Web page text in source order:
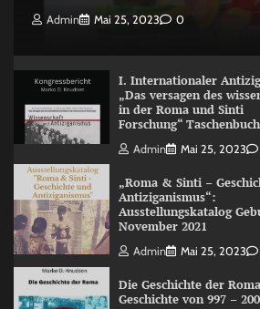
Admin Mai 25, 2023 0
I. Internationaler
„Das versagen des
in der Roma und Sinti
Forschung“
Admin Mai 25, 2023
„Roma & Sinti –
Antiziganismus“:
Ausstellungskatalog
November 2021
Admin Mai 25, 2023
Die Geschichte der
Geschichte von 997 –